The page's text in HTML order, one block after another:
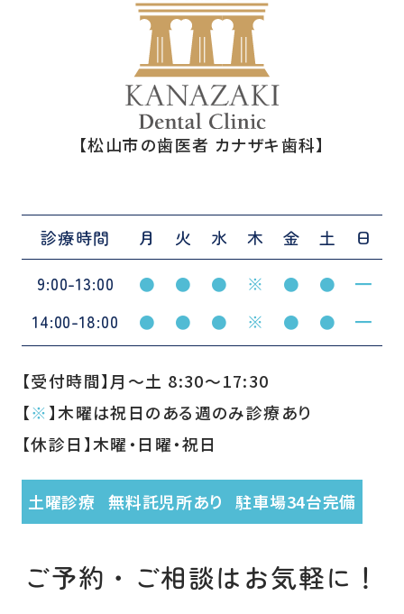
【松山市の歯医者 カナザキ歯科】
診療時間 月 火 水 木 金 土
日
9:00-13:00
● ● ● ※ ● ●
━
14:00-18:00
● ● ● ※ ● ● ━
【受付時間】月〜土 8:30〜17:30
【※】木曜は祝日のある週のみ診療あり
【休診日】木曜・日曜・祝日
土曜診療 無料託児所あり 駐車場34台完備
ご予約・ご相談はお気軽に！